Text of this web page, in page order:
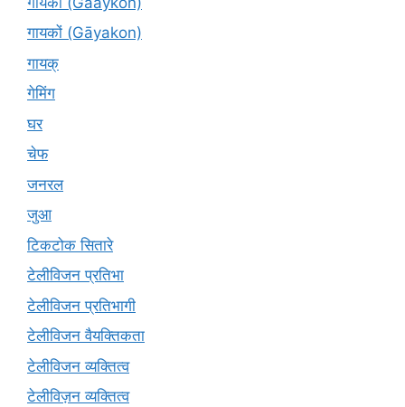
गायकों (Gāyakon)
गायक्
गेमिंग
घर
चेफ
जनरल
जुआ
टिकटोक सितारे
टेलीविजन प्रतिभा
टेलीविजन प्रतिभागी
टेलीविजन वैयक्तिकता
टेलीविजन व्यक्तित्व
टेलीविज़न व्यक्तित्व